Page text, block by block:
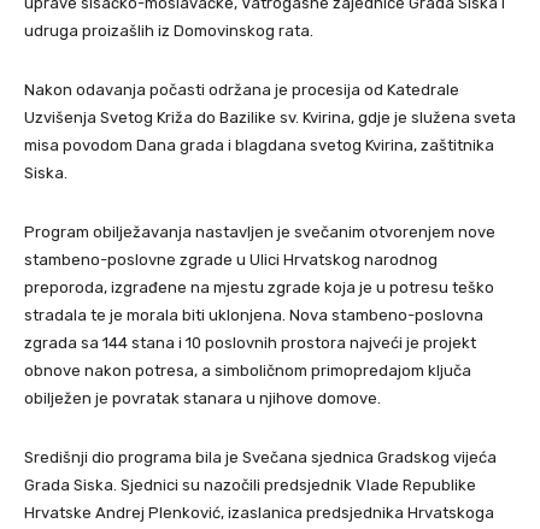
udruga proizašlih iz Domovinskog rata.
Nakon odavanja počasti održana je procesija od Katedrale
Uzvišenja Svetog Križa do Bazilike sv. Kvirina, gdje je služena sveta
misa povodom Dana grada i blagdana svetog Kvirina, zaštitnika
Siska.
Program obilježavanja nastavljen je svečanim otvorenjem nove
stambeno-poslovne zgrade u Ulici Hrvatskog narodnog
preporoda, izgrađene na mjestu zgrade koja je u potresu teško
stradala te je morala biti uklonjena. Nova stambeno-poslovna
zgrada sa 144 stana i 10 poslovnih prostora najveći je projekt
obnove nakon potresa, a simboličnom primopredajom ključa
obilježen je povratak stanara u njihove domove.
Središnji dio programa bila je Svečana sjednica Gradskog vijeća
Grada Siska. Sjednici su nazočili predsjednik Vlade Republike
Hrvatske Andrej Plenković, izaslanica predsjednika Hrvatskoga